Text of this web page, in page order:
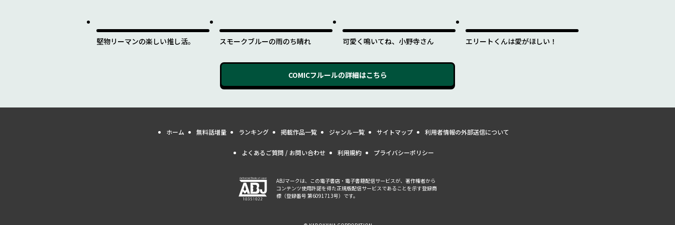
堅物リーマンの楽しい推し活。 スモークブルーの雨のち晴れ 可愛く鳴いてね、小野寺さん エリートくんは愛がほしい！
COMICフルールの詳細はこちら
ホーム 無料話増量 ランキング 掲載作品一覧 ジャンル一覧 サイトマップ 利用者情報の外部送信について
よくあるご質問 / お問い合わせ 利用規約 プライバシーポリシー
ABJマークは、この電子書店・電子書籍配信サービスが、著作権者から
コンテンツ使用許諾を得た正規版配信サービスであることを示す登録商
標（登録番号 第6091713号）です。